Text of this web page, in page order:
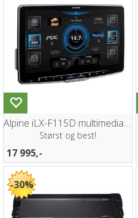
Alpine iLX-F115D multimediastasjon
Størst og best!
17 995,-
30%